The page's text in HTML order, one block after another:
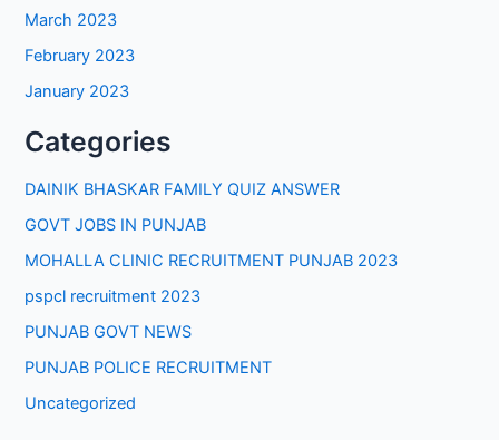
March 2023
February 2023
January 2023
Categories
DAINIK BHASKAR FAMILY QUIZ ANSWER
GOVT JOBS IN PUNJAB
MOHALLA CLINIC RECRUITMENT PUNJAB 2023
pspcl recruitment 2023
PUNJAB GOVT NEWS
PUNJAB POLICE RECRUITMENT
Uncategorized